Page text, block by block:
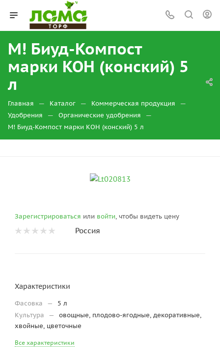
М! Биуд-Компост
марки КОН (конский) 5
л
Главная — Каталог — Коммерческая продукция —
Удобрения — Органические удобрения —
М! Биуд-Компост марки КОН (конский) 5 л
Зарегистрироваться или войти, чтобы видеть цену
Россия
Характеристики
Фасовка —
5 л
Культура
—
овощные, плодово-ягодные, декоративные,
хвойные, цветочные
Все характеристики